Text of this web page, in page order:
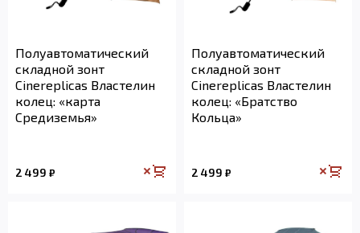
Полуавтоматический
складной зонт
Cinereplicas Властелин
колец: «карта
Средиземья»
2 499 ₽
Полуавтоматический
складной зонт
Cinereplicas Властелин
колец: «Братство
Кольца»
2 499 ₽